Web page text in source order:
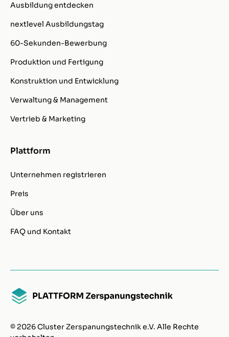
Ausbildung entdecken
nextlevel Ausbildungstag
60-Sekunden-Bewerbung
Produktion und Fertigung
Konstruktion und Entwicklung
Verwaltung & Management
Vertrieb & Marketing
Plattform
Unternehmen registrieren
Preis
Über uns
FAQ und Kontakt
© 2026 Cluster Zerspanungstechnik e.V. Alle Rechte